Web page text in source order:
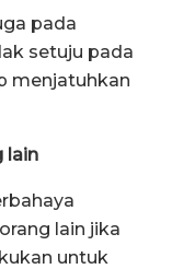
pada
setuju pada
menjatuhkan
lain
lain jika
untuk